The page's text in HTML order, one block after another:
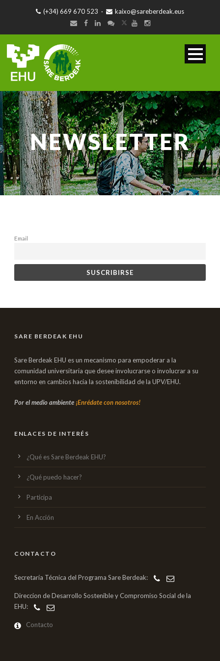
(+34) 669 670 523 · kaixo@sareberdeak.eus
NEWSLETTER
Email
SARE BERDEAK EHU
Sare Berdeak EHU es un mecanismo para empoderar a la
comunidad universitaria que desee involucrarse o involucrar a su
entorno en cambios hacia la sostenibilidad de la UPV/EHU.
Por el medio ambiente ¡Enrédate con nosotros!
ENLACES DE INTERÉS
¿Qué es Sare Berdeak EHU?
¿Qué puedo hacer?
Participa
En Acción
CONTACTO
Secretaría Técnica del Programa Sare Berdeak:
Direccion de Desarrollo Sostenible y Compromiso Social de la
EHU:
Contacto